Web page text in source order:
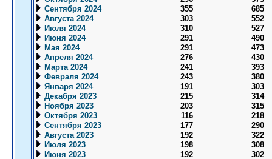
Сентября 2024
355
685
Августа 2024
303
552
Июля 2024
310
527
Июня 2024
291
490
Мая 2024
291
473
Апреля 2024
276
430
Марта 2024
241
393
Февраля 2024
243
380
Января 2024
191
303
Декабря 2023
215
314
Ноября 2023
203
315
Октября 2023
116
218
Сентября 2023
177
290
Августа 2023
192
322
Июля 2023
198
308
Июня 2023
192
302